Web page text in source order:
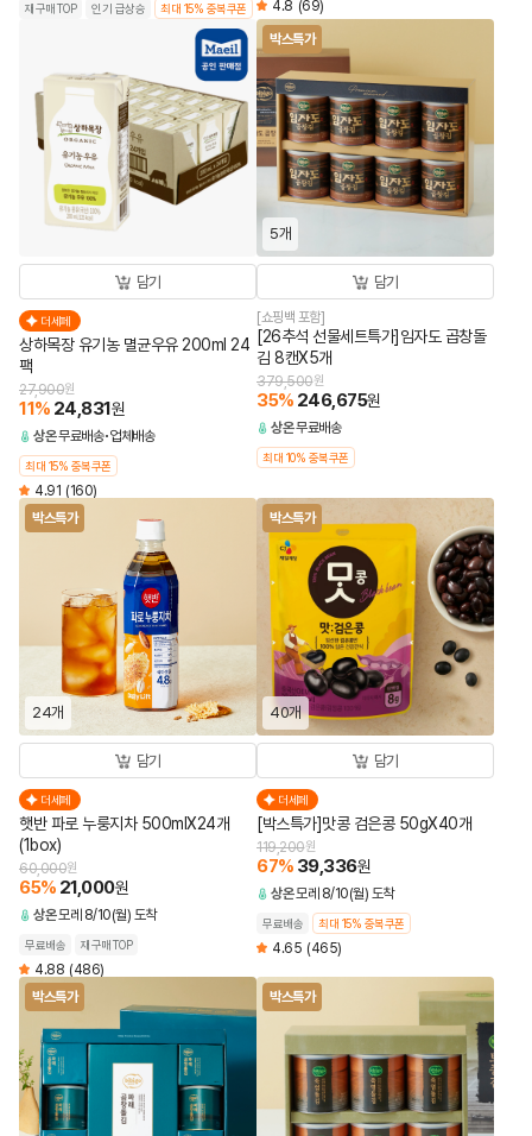
재구매TOP 인기 급상승 최대 15% 중복쿠폰 4.8 (69)
담기
더세페
상하목장 유기농 멸균우유 200ml 24
팩
27,900원
11% 24,831원
상온무료배송 업체배송
최대 15% 중복쿠폰
4.91 (160)
박스특가
5개
담기
[쇼핑백 포함]
[26추석 선물세트특가]임자도 곱창돌
김 8캔X5개
379,500원
35% 246,675원
상온무료배송
최대 10% 중복쿠폰
박스특가
24개
담기
더세페
햇반 파로 누룽지차 500mlX24개
(1box)
60,000원
65% 21,000원
상온모레 8/10(월) 도착
무료배송 재구매TOP
4.88 (486)
박스특가
40개
담기
더세페
[박스특가]맛콩 검은콩 50gX40개
119,200원
67% 39,336원
상온모레 8/10(월) 도착
무료배송 최대 15% 중복쿠폰
4.65 (465)
박스특가 박스특가